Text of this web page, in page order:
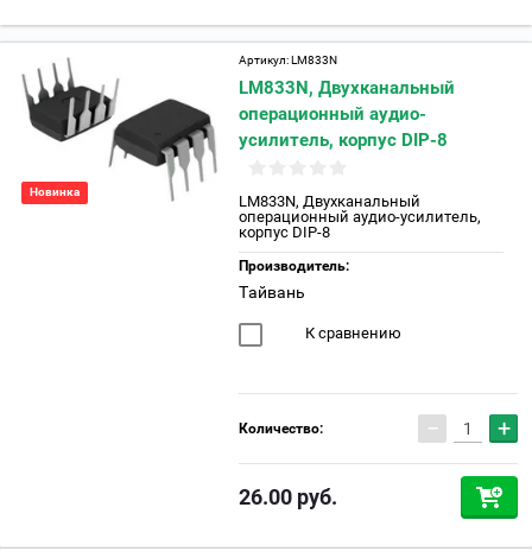
Новинка
Артикул:LM833N
LM833N, Двухканальный
операционный аудио-
усилитель, корпус DIP-8
LM833N, Двухканальный
операционный аудио-усилитель,
корпус DIP-8
Производитель:
Тайвань
К сравнению
Количество: − +
26.00 руб.